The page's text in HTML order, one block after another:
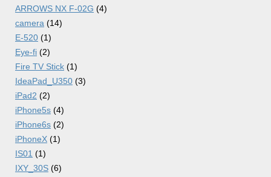
ARROWS NX F-02G (4)
camera (14)
E-520 (1)
Eye-fi (2)
Fire TV Stick (1)
IdeaPad_U350 (3)
iPad2 (2)
iPhone5s (4)
iPhone6s (2)
iPhoneX (1)
IS01 (1)
IXY_30S (6)